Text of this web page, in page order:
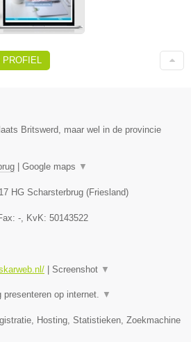
Britswerd, maar wel in de provincie
Google maps ▼
HG Scharsterbrug (Friesland)
- , KvK: 50143522
Screenshot ▼
op internet. ▼
Hosting, Statistieken, Zoekmachine